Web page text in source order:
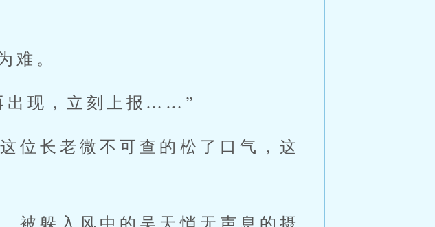
难。
出现，立刻上报……”
位长老微不可查的松了口气，这